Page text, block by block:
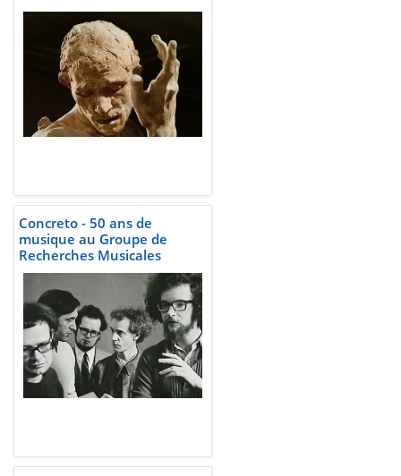
Concreto - 50 ans de
musique au Groupe de
Recherches Musicales